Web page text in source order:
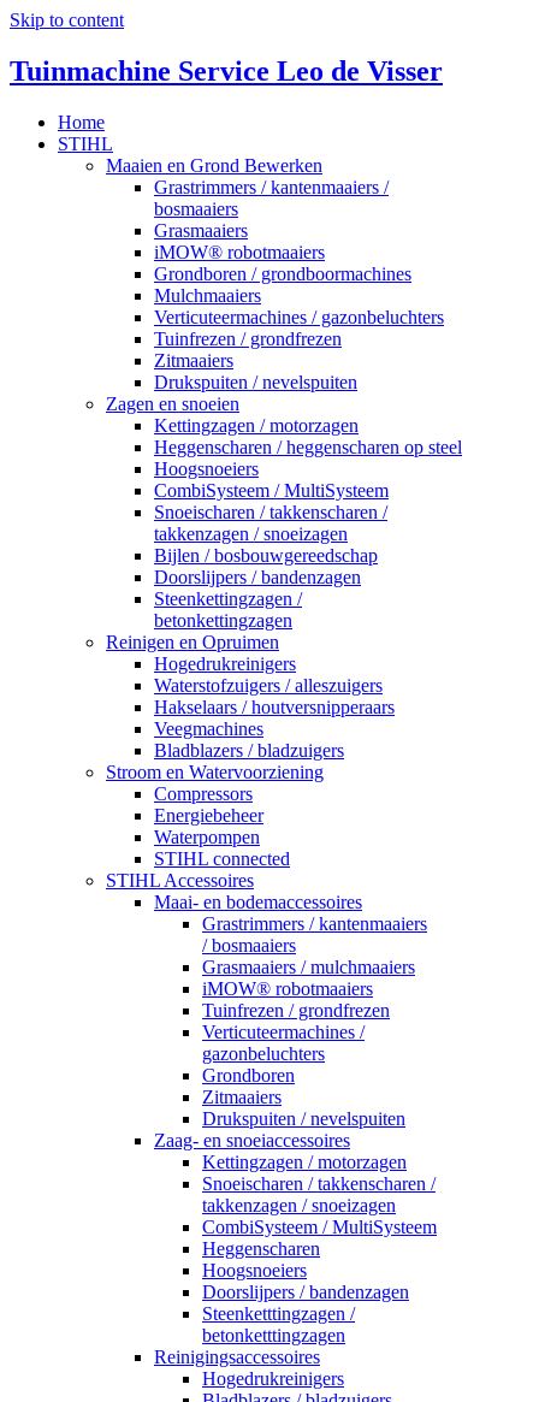
Skip to content
Tuinmachine Service Leo de Visser
Home
STIHL
Maaien en Grond Bewerken
Grastrimmers / kantenmaaiers /
bosmaaiers
Grasmaaiers
iMOW® robotmaaiers
Grondboren / grondboormachines
Mulchmaaiers
Verticuteermachines / gazonbeluchters
Tuinfrezen / grondfrezen
Zitmaaiers
Drukspuiten / nevelspuiten
Zagen en snoeien
Kettingzagen / motorzagen
Heggenscharen / heggenscharen op steel
Hoogsnoeiers
CombiSysteem / MultiSysteem
Snoeischaren / takkenscharen /
takkenzagen / snoeizagen
Bijlen / bosbouwgereedschap
Doorslijpers / bandenzagen
Steenkettingzagen /
betonkettingzagen
Reinigen en Opruimen
Hogedrukreinigers
Waterstofzuigers / alleszuigers
Hakselaars / houtversnipperaars
Veegmachines
Bladblazers / bladzuigers
Stroom en Watervoorziening
Compressors
Energiebeheer
Waterpompen
STIHL connected
STIHL Accessoires
Maai- en bodemaccessoires
Grastrimmers / kantenmaaiers
/ bosmaaiers
Grasmaaiers / mulchmaaiers
iMOW® robotmaaiers
Tuinfrezen / grondfrezen
Verticuteermachines /
gazonbeluchters
Grondboren
Zitmaaiers
Drukspuiten / nevelspuiten
Zaag- en snoeiaccessoires
Kettingzagen / motorzagen
Snoeischaren / takkenscharen /
takkenzagen / snoeizagen
CombiSysteem / MultiSysteem
Heggenscharen
Hoogsnoeiers
Doorslijpers / bandenzagen
Steenketttingzagen /
betonketttingzagen
Reinigingsaccessoires
Hogedrukreinigers